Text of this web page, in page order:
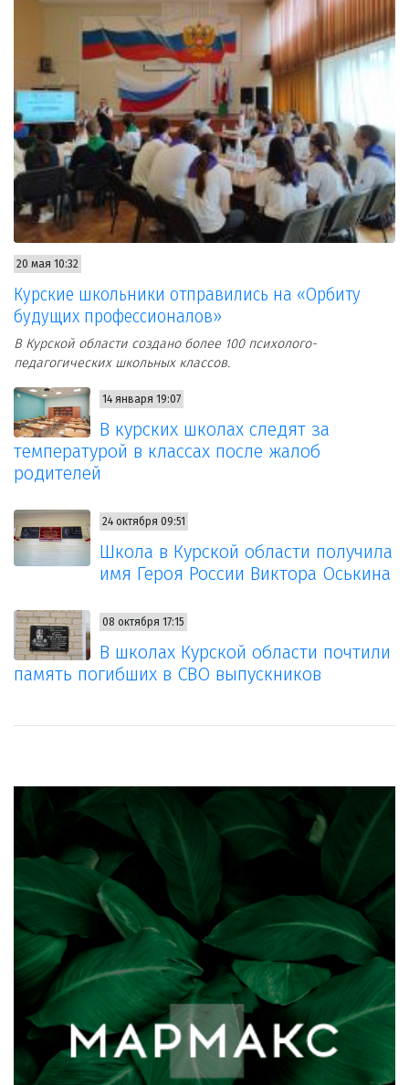
20 мая 10:32
Курские школьники отправились на «Орбиту
будущих профессионалов»
В Курской области создано более 100 психолого-
педагогических школьных классов.
14 января 19:07
В курских школах следят за
температурой в классах после жалоб
родителей
24 октября 09:51
Школа в Курской области получила
имя Героя России Виктора Оськина
08 октября 17:15
В школах Курской области почтили
память погибших в СВО выпускников